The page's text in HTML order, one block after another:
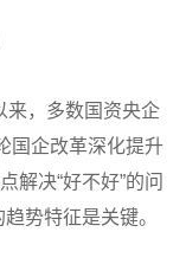
来，多数国资央企
国企改革深化提升
解决“好不好”的问
势特征是关键。